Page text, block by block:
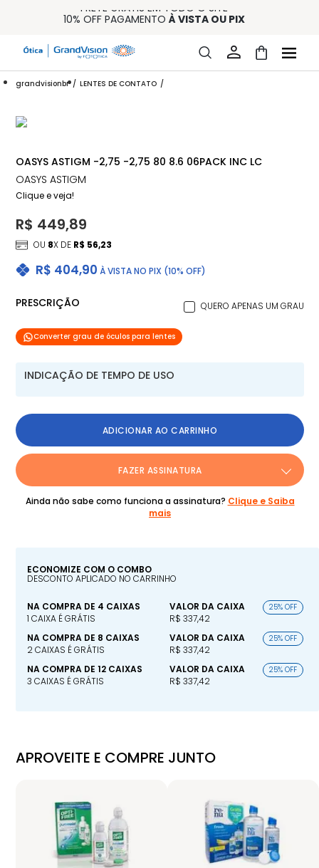
FRETE GRÁTIS EM TODO O SITE
10% OFF PAGAMENTO À VISTA OU PIX
15% OFF NA PRIMEIRA COMPRA (CONSULTE REGULAMENTO)
32% OFF NO COMBO - CONS. REG.
grandvisionbr LENTES DE CONTATO
OASYS ASTIGM -2,75 -2,75 80 8.6 06PACK INC LC
OASYS ASTIGM
Clique e veja!
R$ 404,90 À VISTA NO PIX (10% OFF)
R$ 449,89
OU 8X DE R$ 56,23
PRESCRIÇÃO QUERO APENAS UM GRAU
Converter grau de óculos para lentes
INDICAÇÃO DE TEMPO DE USO
ADICIONAR AO CARRINHO
FAZER ASSINATURA
Ainda não sabe como funciona a assinatura? Clique e Saiba
mais
ECONOMIZE COM O COMBO
DESCONTO APLICADO NO CARRINHO
NA COMPRA DE 4 CAIXAS
1 CAIXA É GRÁTIS
VALOR DA CAIXA
R$ 337,42
25% OFF
NA COMPRA DE 8 CAIXAS
2 CAIXAS É GRÁTIS
VALOR DA CAIXA
R$ 337,42
25% OFF
NA COMPRA DE 12 CAIXAS
3 CAIXAS É GRÁTIS
VALOR DA CAIXA
R$ 337,42
25% OFF
APROVEITE E COMPRE JUNTO